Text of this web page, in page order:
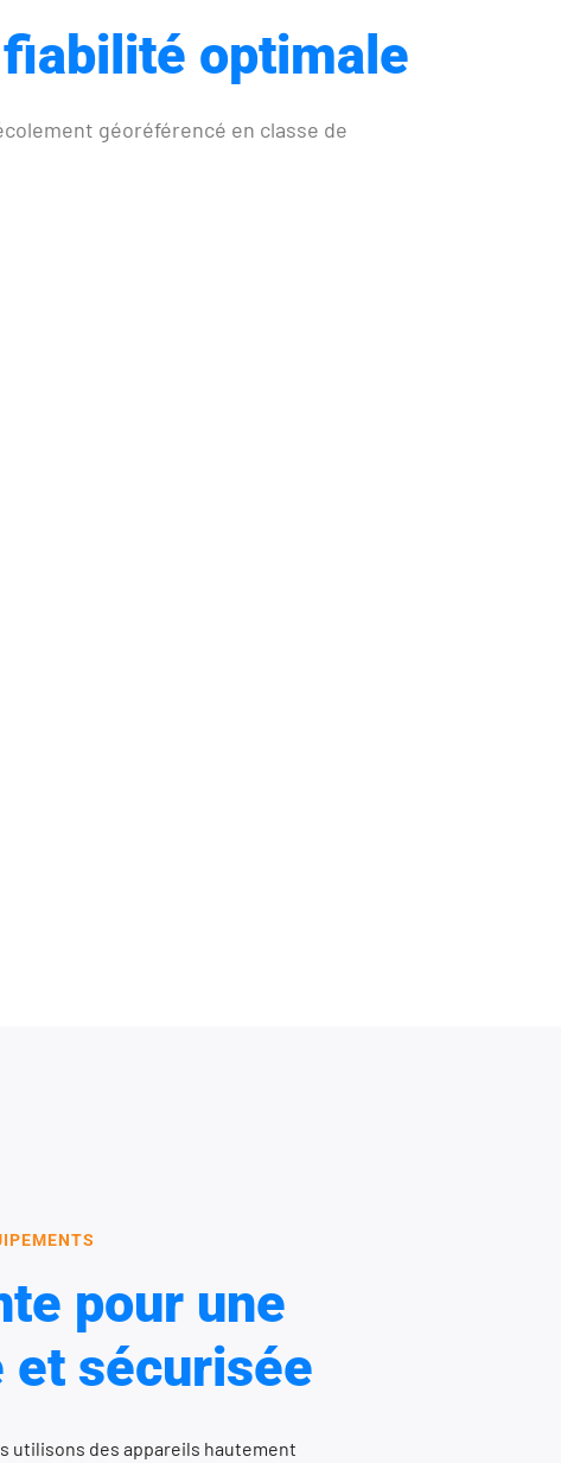
optimale
géoréférencé en classe de
pour une
sécurisée
utilisons des appareils hautement